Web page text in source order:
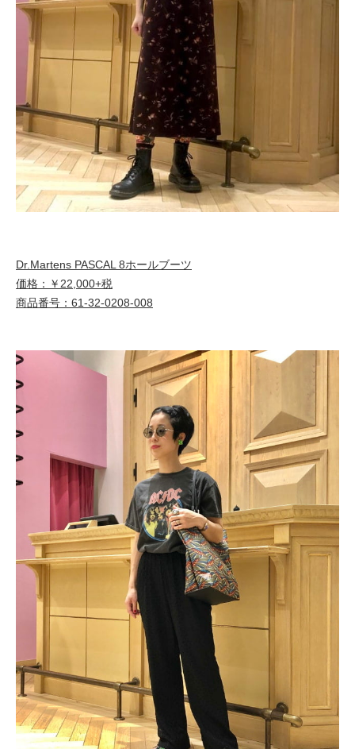
Dr.Martens PASCAL 8ホールブーツ
価格：￥22,000+税
商品番号：61-32-0208-008